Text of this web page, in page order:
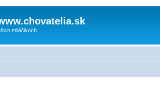
miláčikoch